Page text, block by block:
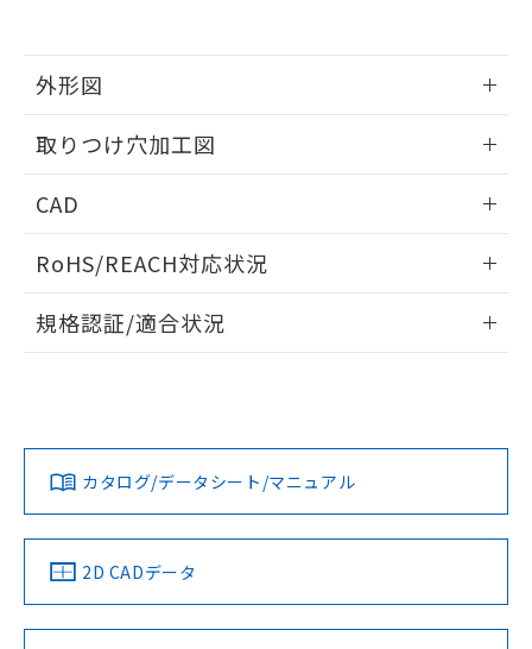
外形図
取りつけ穴加工図
CAD
ドすることができます。
ログイン/会員登録
ダウンロードデータをご利用いただく前に、以下を必ずお読
みください。
ソフトウェアの使用条件
RoHS/REACH対応状況
EU RoHS 注意事項・凡例
対応済み
中国 RoHS 注意事項・凡例
規格認証/適合状況
カタログ/データシート/マニュアル
2D CADデータ
り、2022年1月12日より割愛しておりま
す。